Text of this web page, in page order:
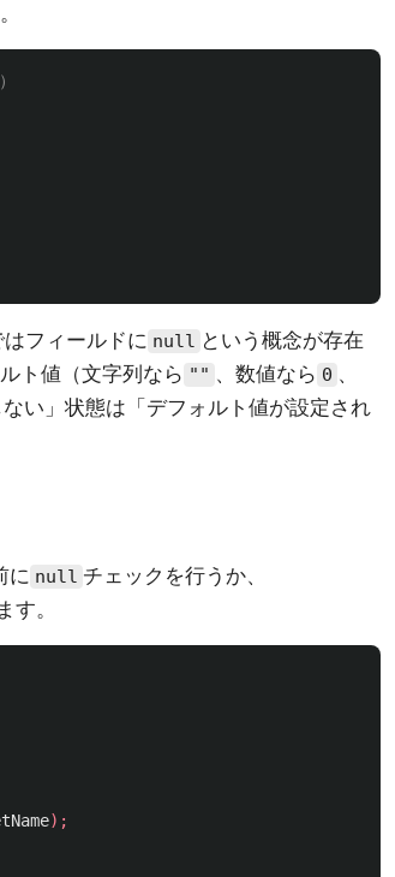
フィールドに null という概念が存在
ト値（文字列なら "" 、数値なら 0 、
い」状態は「デフォルト値が設定され
に null チェックを行うか、
す。
);